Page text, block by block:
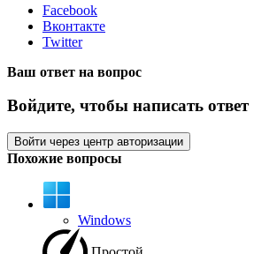
Facebook
Вконтакте
Twitter
Ваш ответ на вопрос
Войдите, чтобы написать ответ
Войти через центр авторизации
Похожие вопросы
Windows